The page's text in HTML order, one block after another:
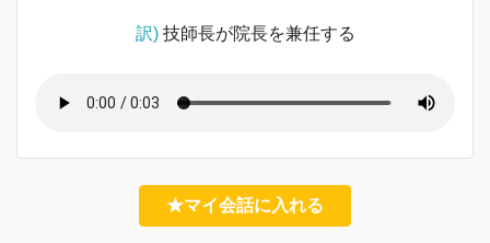
訳)技師長が院長を兼任する
★マイ会話に入れる